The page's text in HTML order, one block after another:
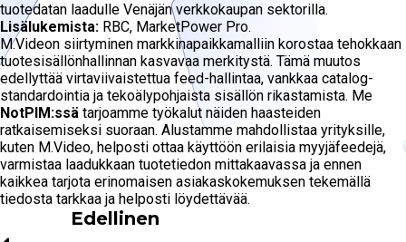
tuotedatan laadulle Venäjän verkkokaupan sektorilla.
Lisälukemista: RBC, MarketPower Pro.
M.Videon siirtyminen markkinapaikkamalliin korostaa tehokkaan
tuotesisällönhallinnan kasvavaa merkitystä. Tämä muutos
edellyttää virtaviivaistettua feed-hallintaa, vankkaa catalog-
standardointia ja tekoälypohjaista sisällön rikastamista. Me
NotPIM:ssä tarjoamme työkalut näiden haasteiden
ratkaisemiseksi suoraan. Alustamme mahdollistaa yrityksille,
kuten M.Video, helposti ottaa käyttöön erilaisia myyjäfeedejä,
varmistaa laadukkaan tuotetiedon mittakaavassa ja ennen
kaikkea tarjota erinomaisen asiakaskokemuksen tekemällä
tiedosta tarkkaa ja helposti löydettävää.
Edellinen